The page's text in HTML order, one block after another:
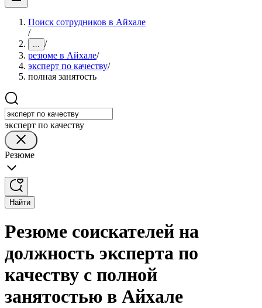
Поиск сотрудников в Айхале
/
... /
резюме в Айхале/
эксперт по качеству/
полная занятость
эксперт по качеству
Резюме
Найти
Резюме соискателей на
должность эксперта по
качеству с полной
занятостью в Айхале